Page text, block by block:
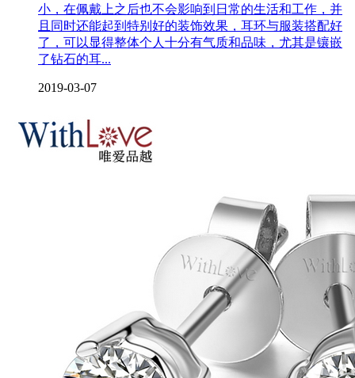
小，在佩戴上之后也不会影响到日常的生活和工作，并
且同时还能起到特别好的装饰效果，耳环与服装搭配好
了，可以显得整体个人十分有气质和品味，尤其是镶嵌
了钻石的耳...
2019-03-07